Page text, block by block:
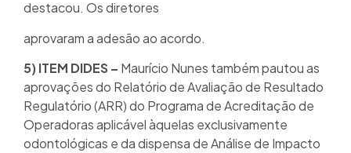
destacou. Os diretores
aprovaram a adesão ao acordo.
5) ITEM DIDES – Maurício Nunes também pautou as
aprovações do Relatório de Avaliação de Resultado
Regulatório (ARR) do Programa de Acreditação de
Operadoras aplicável àquelas exclusivamente
odontológicas e da dispensa de Análise de Impacto